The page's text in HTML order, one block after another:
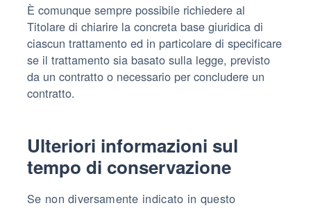
È comunque sempre possibile richiedere al
Titolare di chiarire la concreta base giuridica di
ciascun trattamento ed in particolare di specificare
se il trattamento sia basato sulla legge, previsto
da un contratto o necessario per concludere un
contratto.
Ulteriori informazioni sul
tempo di conservazione
Se non diversamente indicato in questo